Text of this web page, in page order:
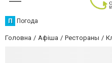
П Погода
Головна Афіша Рестораны